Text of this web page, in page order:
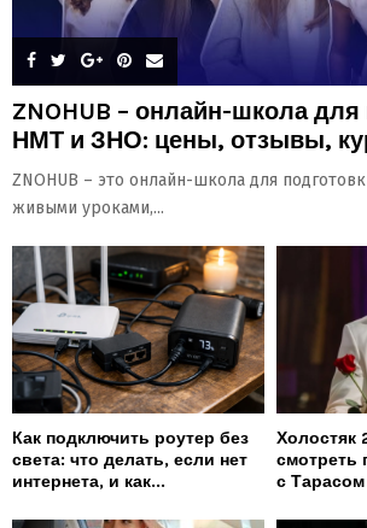
ZNOHUB – онлайн-школа для
НМТ и ЗНО: цены, отзывы,
ZNOHUB – это онлайн-школа для
живыми уроками,...
Как подключить роутер без
света: что делать, если нет
интернета, и как...
Холостяк
смотреть
с